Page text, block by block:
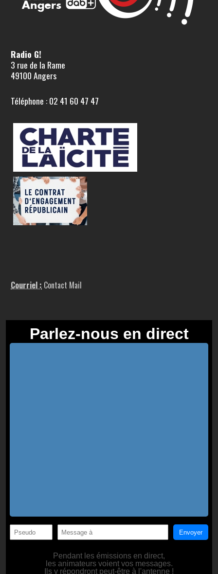
Radio G!
3 rue de la Rame
49100 Angers
Téléphone : 02 41 60 47 47
Courriel : Contact Mail